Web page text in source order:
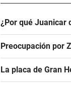
¿Por qué Juanicar
Preocupación por
La placa de Gran